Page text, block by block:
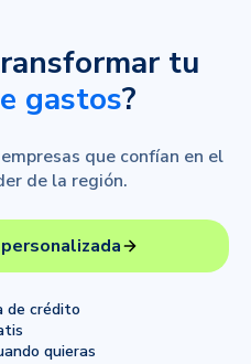
tu
gastos?
que confían en el
de la región.
de crédito
quieras